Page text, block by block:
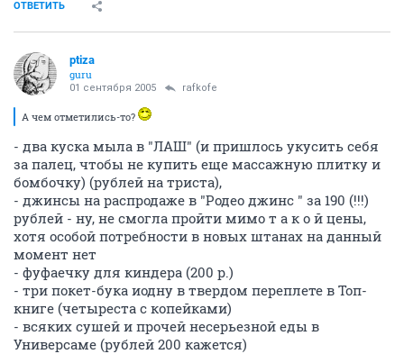
ОТВЕТИТЬ
ptiza
guru
01 сентября 2005 rafkofe
А чем отметились-то?
- два куска мыла в "ЛАШ" (и пришлось укусить себя
за палец, чтобы не купить еще массажную плитку и
бомбочку) (рублей на триста),
- джинсы на распродаже в "Родео джинс " за 190 (!!!)
рублей - ну, не смогла пройти мимо т а к о й цены,
хотя особой потребности в новых штанах на данный
момент нет
- фуфаечку для киндера (200 р.)
- три покет-бука иодну в твердом переплете в Топ-
книге (четыреста с копейками)
- всяких сушей и прочей несерьезной еды в
Универсаме (рублей 200 кажется)